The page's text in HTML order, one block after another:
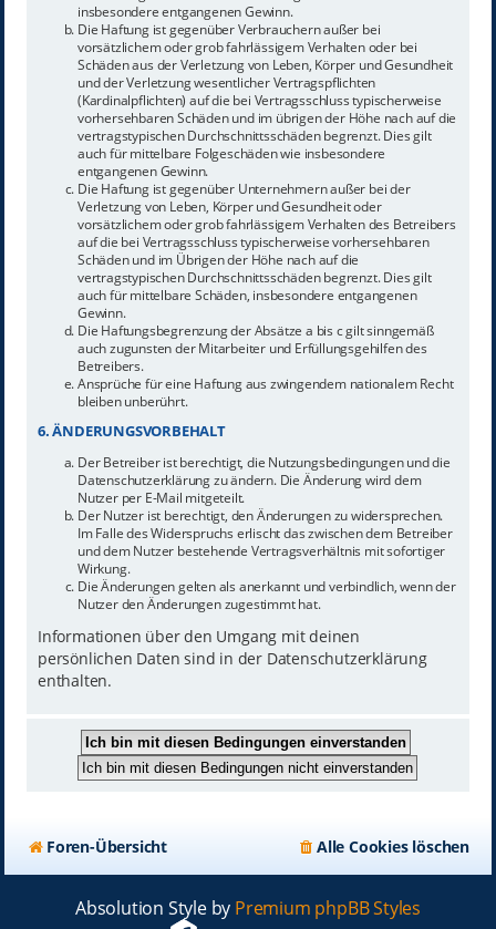
insbesondere entgangenen Gewinn.
Die Haftung ist gegenüber Verbrauchern außer bei
vorsätzlichem oder grob fahrlässigem Verhalten oder bei
Schäden aus der Verletzung von Leben, Körper und Gesundheit
und der Verletzung wesentlicher Vertragspflichten
(Kardinalpflichten) auf die bei Vertragsschluss typischerweise
vorhersehbaren Schäden und im übrigen der Höhe nach auf die
vertragstypischen Durchschnittsschäden begrenzt. Dies gilt
auch für mittelbare Folgeschäden wie insbesondere
entgangenen Gewinn.
Die Haftung ist gegenüber Unternehmern außer bei der
Verletzung von Leben, Körper und Gesundheit oder
vorsätzlichem oder grob fahrlässigem Verhalten des Betreibers
auf die bei Vertragsschluss typischerweise vorhersehbaren
Schäden und im Übrigen der Höhe nach auf die
vertragstypischen Durchschnittsschäden begrenzt. Dies gilt
auch für mittelbare Schäden, insbesondere entgangenen
Gewinn.
Die Haftungsbegrenzung der Absätze a bis c gilt sinngemäß
auch zugunsten der Mitarbeiter und Erfüllungsgehilfen des
Betreibers.
Ansprüche für eine Haftung aus zwingendem nationalem Recht
bleiben unberührt.
6. ÄNDERUNGSVORBEHALT
Der Betreiber ist berechtigt, die Nutzungsbedingungen und die
Datenschutzerklärung zu ändern. Die Änderung wird dem
Nutzer per E-Mail mitgeteilt.
Der Nutzer ist berechtigt, den Änderungen zu widersprechen.
Im Falle des Widerspruchs erlischt das zwischen dem Betreiber
und dem Nutzer bestehende Vertragsverhältnis mit sofortiger
Wirkung.
Die Änderungen gelten als anerkannt und verbindlich, wenn der
Nutzer den Änderungen zugestimmt hat.
Informationen über den Umgang mit deinen
persönlichen Daten sind in der Datenschutzerklärung
enthalten.
Foren-Übersicht Alle Cookies löschen
Absolution Style by Premium phpBB Styles